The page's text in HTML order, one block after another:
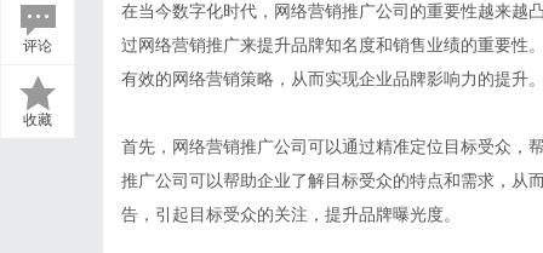
评论
收藏
在当今数字化时代，网络营销推广公司的重要性越来越
过网络营销推广来提升品牌知名度和销售业绩的重要性
有效的网络营销策略，从而实现企业品牌影响力的提升
首先，网络营销推广公司可以通过精准定位目标受众，
推广公司可以帮助企业了解目标受众的特点和需求，从
告，引起目标受众的关注，提升品牌曝光度。